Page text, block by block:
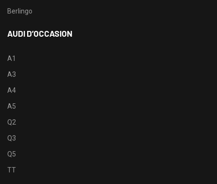
Berlingo
AUDI D’OCCASION
A1
A3
A4
A5
Q2
Q3
Q5
TT